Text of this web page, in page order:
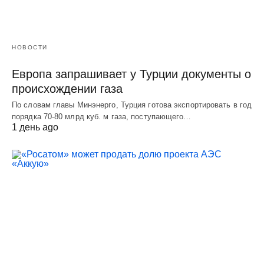
НОВОСТИ
Европа запрашивает у Турции документы о
происхождении газа
По словам главы Минэнерго, Турция готова экспортировать в год
порядка 70-80 млрд куб. м газа, поступающего…
1 день ago